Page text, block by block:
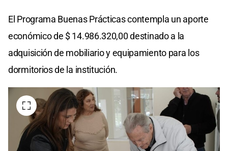
El Programa Buenas Prácticas contempla un aporte
económico de $ 14.986.320,00 destinado a la
adquisición de mobiliario y equipamiento para los
dormitorios de la institución.